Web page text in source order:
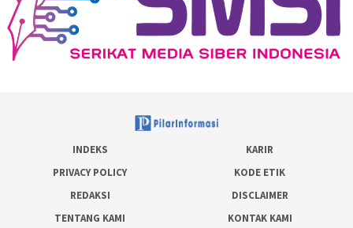
INDEKS
KARIR
PRIVACY POLICY
KODE ETIK
REDAKSI
DISCLAIMER
TENTANG KAMI
KONTAK KAMI